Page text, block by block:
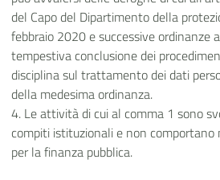
del Capo del Dipartimento della
febbraio 2020 e successive ordinanze
tempestiva conclusione dei
disciplina sul trattamento dei dati
della medesima ordinanza.
4. Le attività di cui al comma 1 sono
compiti istituzionali e non comportano
per la finanza pubblica.